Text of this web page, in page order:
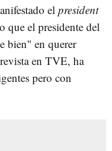
el president
que el presidente del
bien" en querer
en TVE, ha
pero con